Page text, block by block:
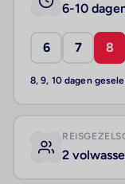
6-10
6 7 8
8, 9, 10 dagen
2